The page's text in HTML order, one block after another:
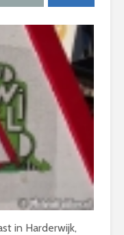
in Harderwijk,